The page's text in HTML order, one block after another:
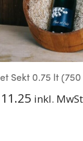
Sekt 0.75 lt (750
inkl.